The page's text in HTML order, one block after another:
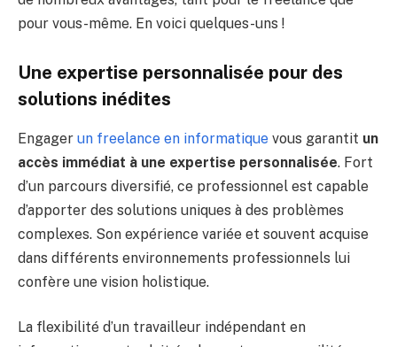
pour vous-même. En voici quelques-uns !
Une expertise personnalisée pour des
solutions inédites
Engager un freelance en informatique vous garantit un
accès immédiat à une expertise personnalisée. Fort
d’un parcours diversifié, ce professionnel est capable
d’apporter des solutions uniques à des problèmes
complexes. Son expérience variée et souvent acquise
dans différents environnements professionnels lui
confère une vision holistique.
La flexibilité d’un travailleur indépendant en